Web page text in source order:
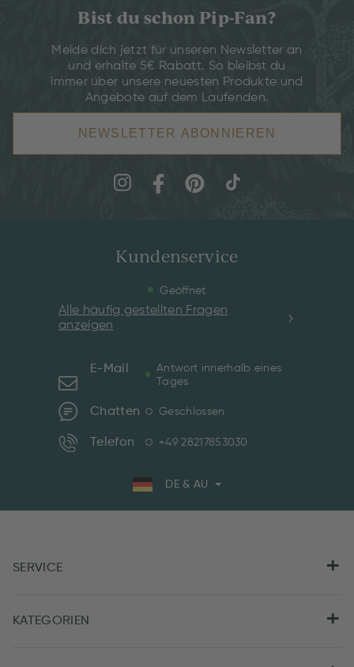
Bist du schon Pip-Fan?
Melde dich jetzt für unseren Newsletter an
und erhalte 5€ Rabatt. So bleibst du
immer über unsere neuesten Produkte und
Angebote auf dem Laufenden.
NEWSLETTER ABONNIEREN
Kundenservice
Geöffnet
Alle häufig gestellten Fragen
anzeigen
E-Mail
Antwort innerhalb eines
Tages
Chatten Geschlossen
Telefon +49 28217853030
DE & AU
SERVICE
KATEGORIEN